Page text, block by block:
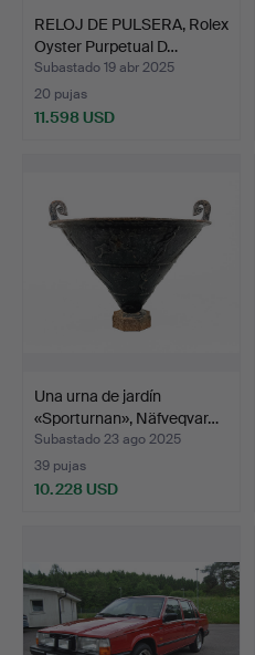
RELOJ DE PULSERA, Rolex
Oyster Purpetual D…
Subastado 19 abr 2025
20 pujas
11.598 USD
Una urna de jardín
«Sporturnan», Näfveqvar…
Subastado 23 ago 2025
39 pujas
10.228 USD